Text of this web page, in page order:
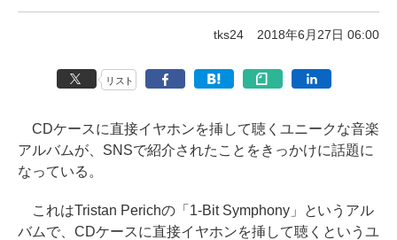
tks24 2018年6月27日 06:00
リスト
CDケースに直接イヤホンを挿して聴くユニークな音楽
アルバムが、SNSで紹介されたことをきっかけに話題に
なっている。
これはTristan Perichの「1-Bit Symphony」というアル
バムで、CDケースに直接イヤホンを挿して聴くというユ